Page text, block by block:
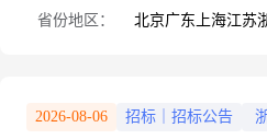
省份地区： 北京广东 上海江苏
2026-08-06 招标｜招标公告